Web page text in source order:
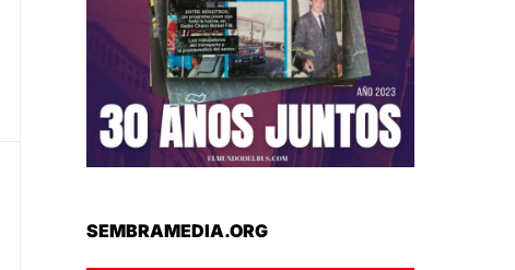
SEMBRAMEDIA.ORG